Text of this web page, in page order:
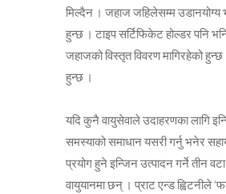
मिल्दैन । जहाज जहिलेसम्म उडानयोग्य
हुन्छ । टाइप सर्टिफिकेट होल्डर पनि
जहाजको विस्तृत विवरण मागिरहेको
हुन्छ ।
यदि कुनै वायुसेवाले उदाहरणका लागि
समस्याको समाधान यसरी गर्नु भनेर
प्रयोग हुने इन्जिन उत्पादन गर्ने तीन
वायुयानमा छन् । प्राट एन्ड ह्विटनीले